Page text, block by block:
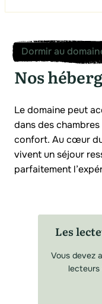
Dormir au
Nos
Le domaine peut
dans des
confort. Au cœur
vivent un séjour
parfaitement
Les
Vous devez